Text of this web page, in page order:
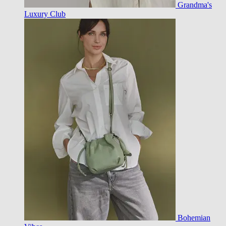
Grandma's
Luxury Club
Bohemian